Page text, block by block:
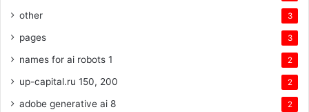
other 3
pages 3
names for ai robots 1 2
up-capital.ru 150, 200 2
adobe generative ai 8 2